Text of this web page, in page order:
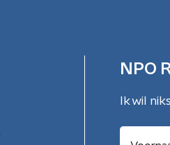
NPO
Ik wil